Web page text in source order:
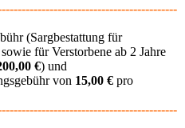
(Sargbestattung für
sowie für Verstorbene ab 2 Jahre
€) und
von 15,00 € pro